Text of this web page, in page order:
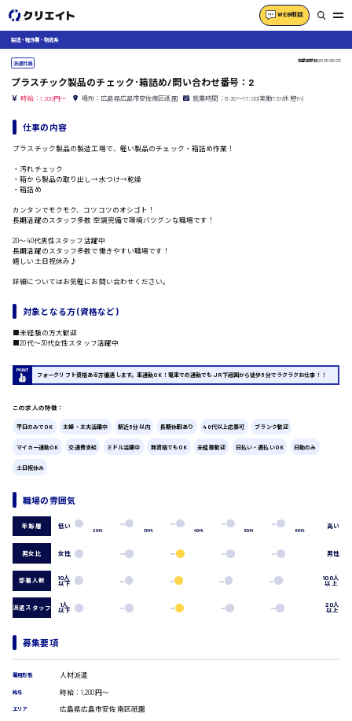
WEB相談
製造・軽作業・物流系
製造オペレーター
検品・包装・箱詰め
フォークリフト
介護職
看護助手
看護師
オフィスワーク系
貿易事務
データ入力
一般事務
総務事務
営業事務
広島市中区
広島市東区
広島市西区
時給1200円～
時給1400円～
製造・軽作業・物流系
派遣社員 掲載更新日2026/06/23
プラスチック製品のチェック･箱詰め/問い合わせ番号：2
時給：1,200円～ 場所：広島県広島市安佐南区祇園 就業時間：8:30〜17:00(実働7.5h休憩1h)
仕事の内容
プラスチック製品の製造工場で、軽い製品のチェック・箱詰め作業！
・汚れチェック
・箱から製品の取り出し→水つけ→乾燥
・箱詰め
カンタンでモクモク、コツコツのオシゴト！
長期活躍のスタッフ多数 空調完備で環境バツグンな職場です！
20〜40代男性スタッフ活躍中
長期活躍のスタッフ多数で働きやすい職場です！
嬉しい土日祝休み♪
詳細についてはお気軽にお問い合わせください。
対象となる方 (資格など)
■未経験の方大歓迎
■20代〜30代女性スタッフ活躍中
フォークリフト資格ある方優遇します。車通勤OK！電車での通勤でもJR下祗園から徒歩5分でラクラクお仕事！！
この求人の特徴：
平日のみでOK 主婦・主夫活躍中 駅近5分以内 長期休暇あり 40代以上応募可 ブランク歓迎
マイカー通勤OK 交通費支給 ミドル活躍中 無資格でもOK 未経験歓迎 日払い・週払いOK 日勤のみ
土日祝休み
職場の雰囲気
年齢層 低い
20代 30代 40代 50代 60代
高い
男女比 女性 男性
部署人数 10人
以下
100人
以上
派遣スタッフ 1人
以下
20人
以上
募集要項
雇用形態 人材派遣
給与 時給：1,200円～
エリア 広島県広島市安佐南区祇園